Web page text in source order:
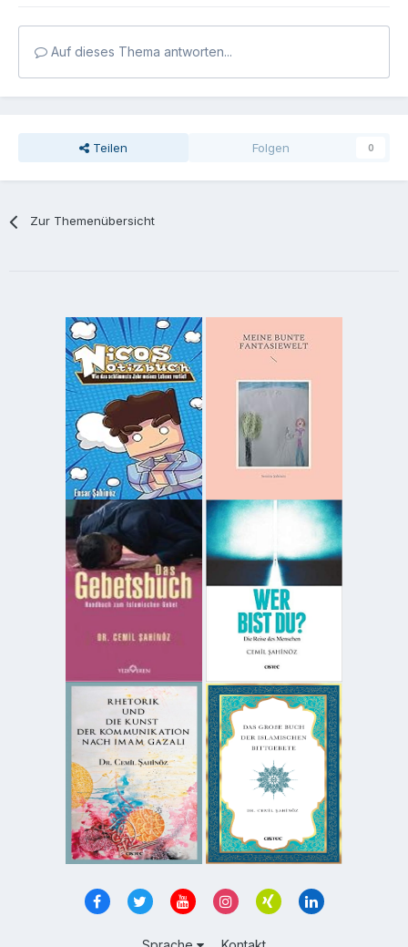
Auf dieses Thema antworten...
Teilen Folgen 0
Zur Themenübersicht